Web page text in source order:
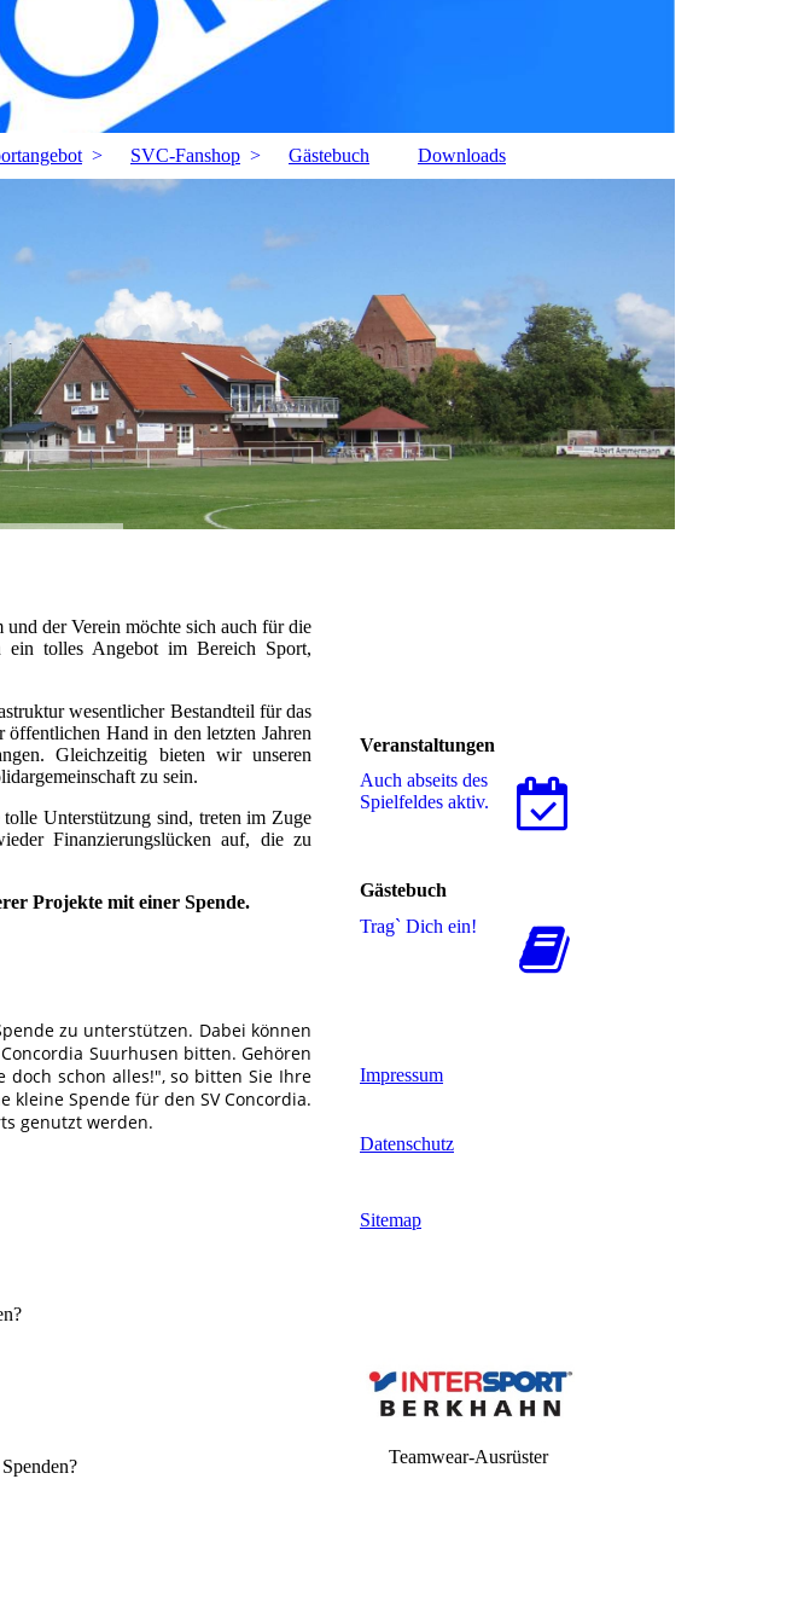
SVC-Fanshop Gästebuch Downloads
der Verein möchte sich auch für die
ein tolles Angebot im Bereich Sport,
wesentlicher Bestandteil für das
Hand in den letzten Jahren
Gleichzeitig bieten wir unseren
zu sein.
Unterstützung sind, treten im Zuge
Finanzierungslücken auf, die zu
Projekte mit einer Spende.
zu unterstützen. Dabei können
Suurhusen bitten. Gehören
doch schon alles!", so bitten Sie Ihre
kleine Spende für den SV Concordia.
genutzt werden.
Veranstaltungen
Auch abseits des
Spielfeldes aktiv.
Gästebuch
Trag` Dich ein!
Impressum
Datenschutz
Sitemap
Teamwear-Ausrüster